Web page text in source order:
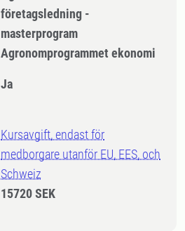
företagsledning -
masterprogram
Agronomprogrammet ekonomi
Ja
Kursavgift, endast för
medborgare utanför EU, EES, och
Schweiz
15720 SEK